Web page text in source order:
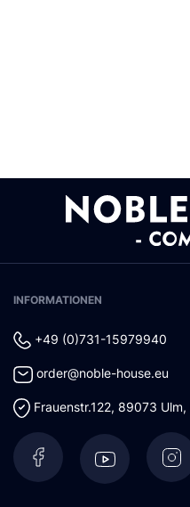
INFORMATIONEN
+49 (0)731-15979940
order@noble-house.eu
Frauenstr.122, 89073 Ulm,